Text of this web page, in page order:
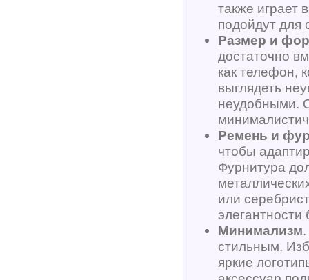
также играет
подойдут для
Размер и
достаточно
как телефон,
выглядеть
неудобными.
Ремень и
чтобы
Фурнитура
или
Минимализм
стильным.
яркие